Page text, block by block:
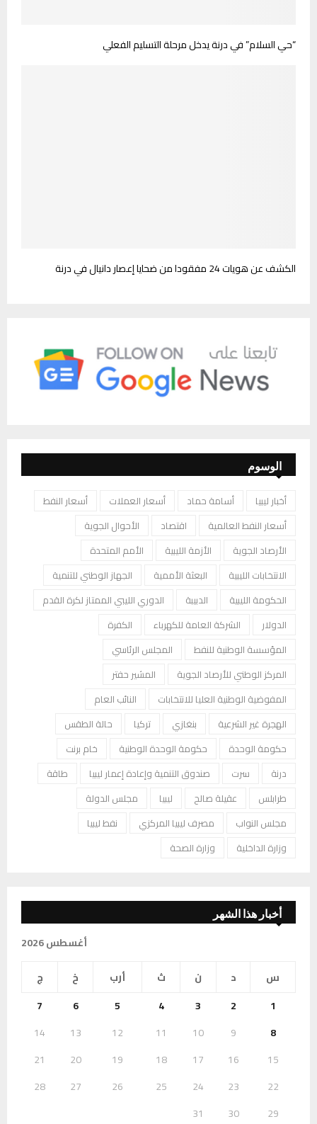
“حي السلام” في درنة يدخل مرحلة التسليم الفعلي
الكشف عن هويات 24 مفقودا من ضحايا إعصار دانيال في درنة
الوسوم
أخبار ليبيا أسامة حماد أسعار العملات
أسعار النفط
أسعار النفط العالمية
اقتصاد
الأحوال الجوية
الأرصاد الجوية
الأزمة الليبية
الأمم المتحدة
الانتخابات الليبية
البعثة الأممية
الجهاز الوطني للتنمية
الحكومة الليبية
الدبيبة
الدوري الليبي الممتاز لكرة القدم
الدولار
الشركة العامة للكهرباء
الكفرة
المؤسسة الوطنية للنفط
المجلس الرئاسي
المركز الوطني للأرصاد الجوية
المشير حفتر
المفوضية الوطنية العليا للانتخابات
النائب العام
الهجرة غير الشرعية
بنغازي تركيا
حالة الطقس
حكومة الوحدة
حكومة الوحدة الوطنية
خام برنت
درنة
سرت صندوق التنمية وإعادة إعمار ليبيا
طاقة
طرابلس
عقيلة صالح ليبيا
مجلس الدولة
مجلس النواب
مصرف ليبيا المركزي
نفط ليبيا
وزارة الداخلية
وزارة الصحة
أخبار هذا الشهر
أغسطس 2026
س
د ن ث أرب خ
ج
1
2
3
4
5
6
7
8
9
10
11
12
13
14
15
16
17
18
19
20
21
22
23
24
25
26
27
28
29
30
31